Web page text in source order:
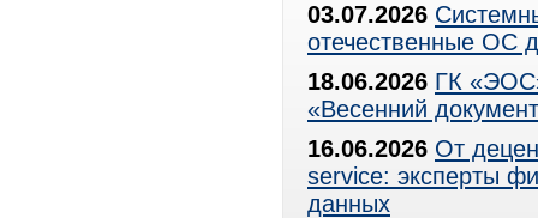
03.07.2026
отечественные ОС
18.06.2026 ГК
«Весенний
16.06.2026 От
service: эксперты
данных